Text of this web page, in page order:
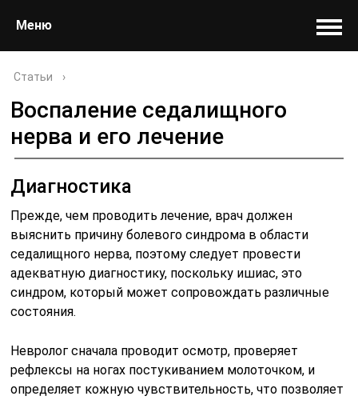
Меню
Статьи ›
Воспаление седалищного
нерва и его лечение
Диагностика
Прежде, чем проводить лечение, врач должен
выяснить причину болевого синдрома в области
седалищного нерва, поэтому следует провести
адекватную диагностику, поскольку ишиас, это
синдром, который может сопровождать различные
состояния.
Невролог сначала проводит осмотр, проверяет
рефлексы на ногах постукиванием молоточком, и
определяет кожную чувствительность, что позволяет